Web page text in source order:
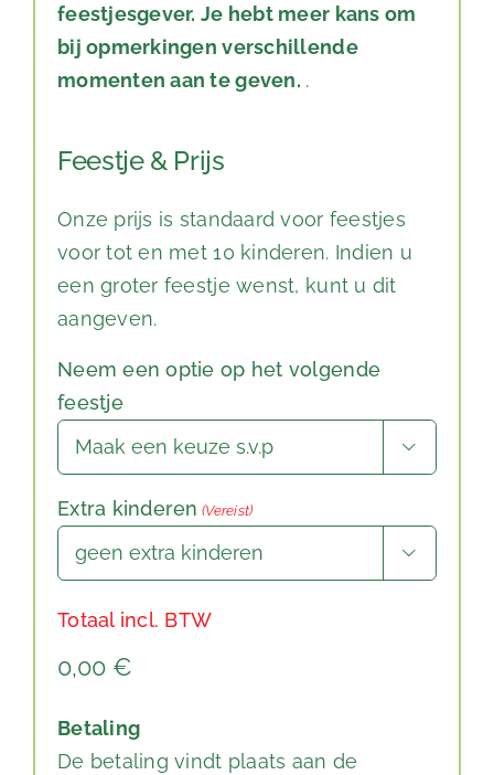
feestjesgever. Je hebt meer kans om
bij opmerkingen verschillende
momenten aan te geven. .
Feestje & Prijs
Onze prijs is standaard voor feestjes
voor tot en met 10 kinderen. Indien u
een groter feestje wenst, kunt u dit
aangeven.
Neem een optie op het volgende
feestje

Extra kinderen (Vereist)

Totaal incl. BTW
Betaling
De betaling vindt plaats aan de